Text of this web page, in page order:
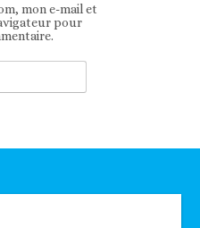
mon e-mail et
pour